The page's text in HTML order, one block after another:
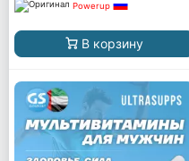
Powerup
В корзину